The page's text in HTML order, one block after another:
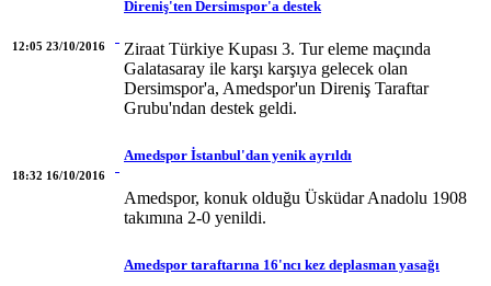
12:05 23/10/2016
Direniş'ten Dersimspor'a destek
Ziraat Türkiye Kupası 3. Tur eleme maçında
Galatasaray ile karşı karşıya gelecek olan
Dersimspor'a, Amedspor'un Direniş Taraftar
Grubu'ndan destek geldi.
18:32 16/10/2016
Amedspor İstanbul'dan yenik ayrıldı
Amedspor, konuk olduğu Üsküdar Anadolu 1908
takımına 2-0 yenildi.
Amedspor taraftarına 16'ncı kez deplasman yasağı